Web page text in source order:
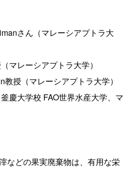
さん（マレーシアプトラ大
マレーシアプトラ大学）
授（マレーシアプトラ大学）
慶大学校 FAO世界水産大学、マ
などの果実廃棄物は、 有用な栄